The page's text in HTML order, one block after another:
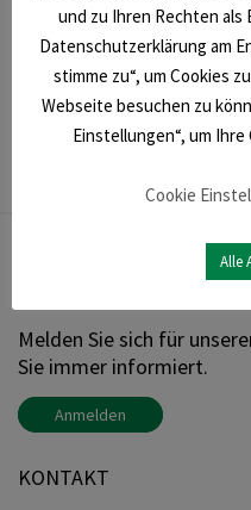
Melden Sie sich für
Sie immer informiert.
Anmelden
KONTAKT
und zu Ihren Rechten
Datenschutzerklärung am
stimme zu“, um Cookies
Webseite besuchen zu
Einstellungen“, um
Cookie
Alle